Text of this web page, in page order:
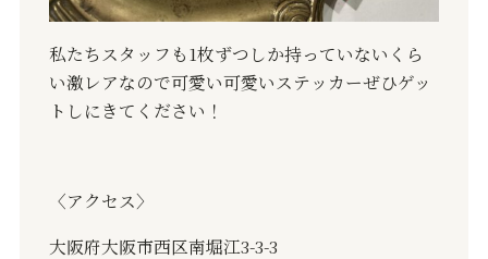
私たちスタッフも1枚ずつしか持っていないくら
い激レアなので可愛い可愛いステッカーぜひゲッ
トしにきてください！
〈アクセス〉
大阪府大阪市西区南堀江3-3-3